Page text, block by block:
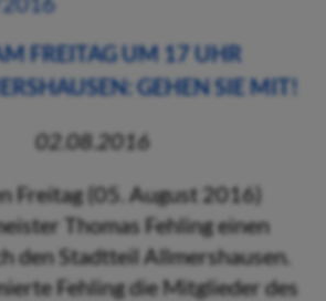
FREITAG UM 17 UHR
GEHEN SIE MIT!
02.08.2016
Freitag (05. August 2016)
Thomas Fehling einen
den Stadtteil Allmershausen.
Fehling die Mitglieder des